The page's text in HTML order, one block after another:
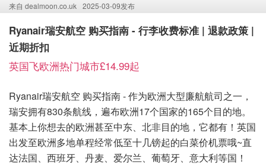
来自 dealmoon.co.uk 2025-03-09发布
Ryanair瑞安航空 购买指南 - 行李收费标准 | 退款政策 |
近期折扣
英国飞欧洲热门城市£14.99起
Ryanair瑞安航空 购买指南 - 作为欧洲大型廉航航司之一，
瑞安拥有830条航线，遍布欧洲17个国家的165个目的地。
基本上你想去的欧洲甚至中东、北非目的地，它都有！英国
出发至欧洲多地单程经常低至十几镑起的白菜价机票哦~直
达法国、西班牙、丹麦、爱尔兰、葡萄牙、意大利等国！